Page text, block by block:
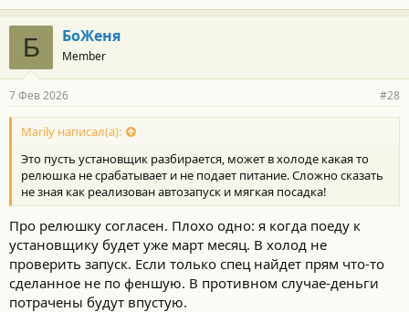
Б БоЖеня
Member
7 Фев 2026 #28
Marily написал(а):
Это пусть установщик разбирается, может в холоде какая то
релюшка не срабатывает и не подает питание. Сложно сказать
не зная как реализован автозапуск и мягкая посадка!
Про релюшку согласен. Плохо одно: я когда поеду к
установщику будет уже март месяц. В холод не
проверить запуск. Если только спец найдет прям что-то
сделанное не по феншую. В противном случае-деньги
потрачены будут впустую.